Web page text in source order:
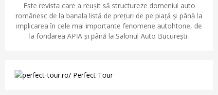
Este revista care a reușit să structureze domeniul auto
românesc de la banala listă de prețuri de pe piață și până la
implicarea în cele mai importante fenomene autohtone, de
la fondarea APIA și până la Salonul Auto București.